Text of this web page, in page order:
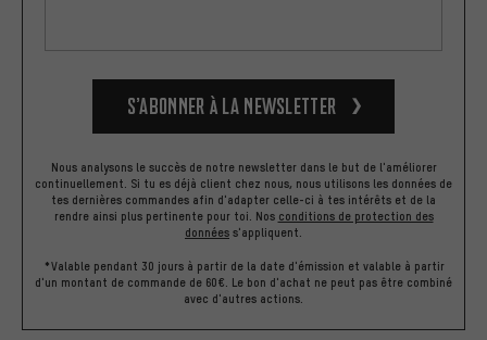
S’abonner à la newsletter
Nous analysons le succès de notre newsletter dans le but de l'améliorer
continuellement. Si tu es déjà client chez nous, nous utilisons les données de
tes dernières commandes afin d'adapter celle-ci à tes intérêts et de la
rendre ainsi plus pertinente pour toi. Nos conditions de protection des
données s'appliquent.
*Valable pendant 30 jours à partir de la date d'émission et valable à partir
d'un montant de commande de 60€. Le bon d'achat ne peut pas être combiné
avec d'autres actions.